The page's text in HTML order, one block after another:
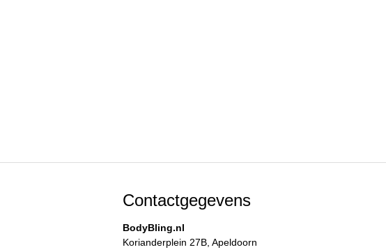
Contactgegevens
BodyBling.nl
Korianderplein 27B, Apeldoorn